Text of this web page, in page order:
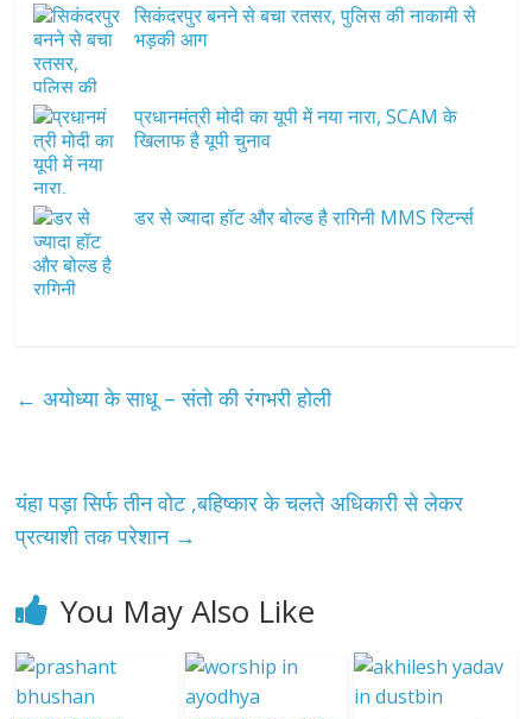
सिकंदरपुर बनने से बचा रतसर, पुलिस की नाकामी से
भड़की आग
प्रधानमंत्री मोदी का यूपी में नया नारा, SCAM के
खिलाफ है यूपी चुनाव
डर से ज्यादा हॉट और बोल्ड है रागिनी MMS रिटर्न्स
← अयोध्या के साधू – संतो की रंगभरी होली
यंहा पड़ा सिर्फ तीन वोट ,बहिष्कार के चलते अधिकारी से लेकर
प्रत्याशी तक परेशान →
You May Also Like